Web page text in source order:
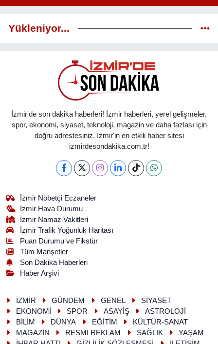
Yükleniyor...
İzmir'de son dakika haberleri! İzmir haberleri, yerel gelişmeler,
spor, ekonomi, siyaset, teknoloji, magazin ve daha fazlası için
doğru adrestesiniz. İzmir'in en etkili haber sitesi
izmirdesondakika.com.tr!
İzmir Nöbetçi Eczaneler
İzmir Hava Durumu
İzmir Namaz Vakitleri
İzmir Trafik Yoğunluk Haritası
Puan Durumu ve Fikstür
Tüm Manşetler
Son Dakika Haberleri
Haber Arşivi
İZMİR GÜNDEM GENEL
SİYASET
EKONOMİ
SPOR ASAYİŞ
ASTROLOJİ
BİLİM
DÜNYA EĞİTİM
KÜLTÜR-SANAT
MAGAZİN
RESMİ REKLAM SAĞLIK
YAŞAM